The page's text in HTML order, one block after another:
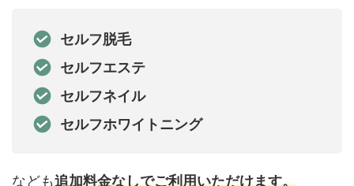
セルフ脱毛
セルフエステ
セルフネイル
セルフホワイトニング
なども追加料金なしでご利用いただけます。